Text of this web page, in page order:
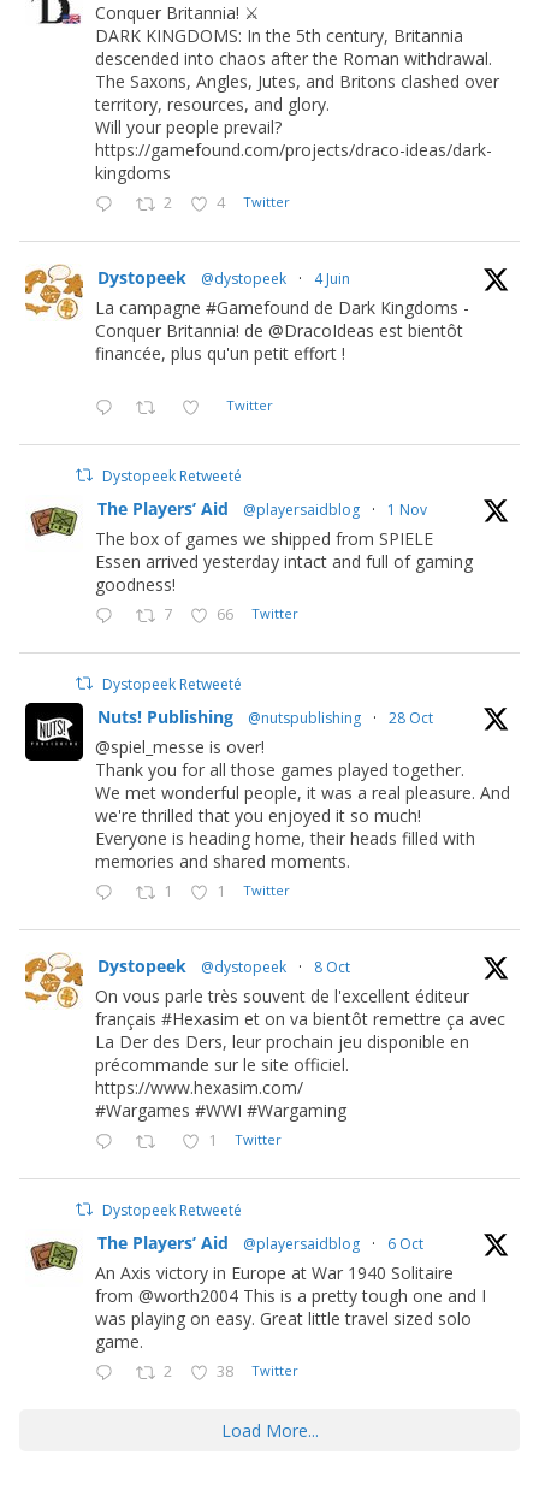
Conquer Britannia! ⚔️
DARK KINGDOMS: In the 5th century, Britannia
descended into chaos after the Roman withdrawal.
The Saxons, Angles, Jutes, and Britons clashed over
territory, resources, and glory.
Will your people prevail?
https://gamefound.com/projects/draco-ideas/dark-
kingdoms
2 4 Twitter
Dystopeek @dystopeek · 4 Juin
La campagne #Gamefound de Dark Kingdoms -
Conquer Britannia! de @DracoIdeas est bientôt
financée, plus qu'un petit effort !
Twitter
Dystopeek Retweeté
The Players’ Aid @playersaidblog · 1 Nov
The box of games we shipped from SPIELE
Essen arrived yesterday intact and full of gaming
goodness!
7 66 Twitter
Dystopeek Retweeté
Nuts! Publishing @nutspublishing · 28 Oct
@spiel_messe is over!
Thank you for all those games played together.
We met wonderful people, it was a real pleasure. And
we're thrilled that you enjoyed it so much!
Everyone is heading home, their heads filled with
memories and shared moments.
1 1 Twitter
Dystopeek @dystopeek · 8 Oct
On vous parle très souvent de l'excellent éditeur
français #Hexasim et on va bientôt remettre ça avec
La Der des Ders, leur prochain jeu disponible en
précommande sur le site officiel.
https://www.hexasim.com/
#Wargames #WWI #Wargaming
1 Twitter
Dystopeek Retweeté
The Players’ Aid @playersaidblog · 6 Oct
An Axis victory in Europe at War 1940 Solitaire
from @worth2004 This is a pretty tough one and I
was playing on easy. Great little travel sized solo
game.
2 38 Twitter
Load More...